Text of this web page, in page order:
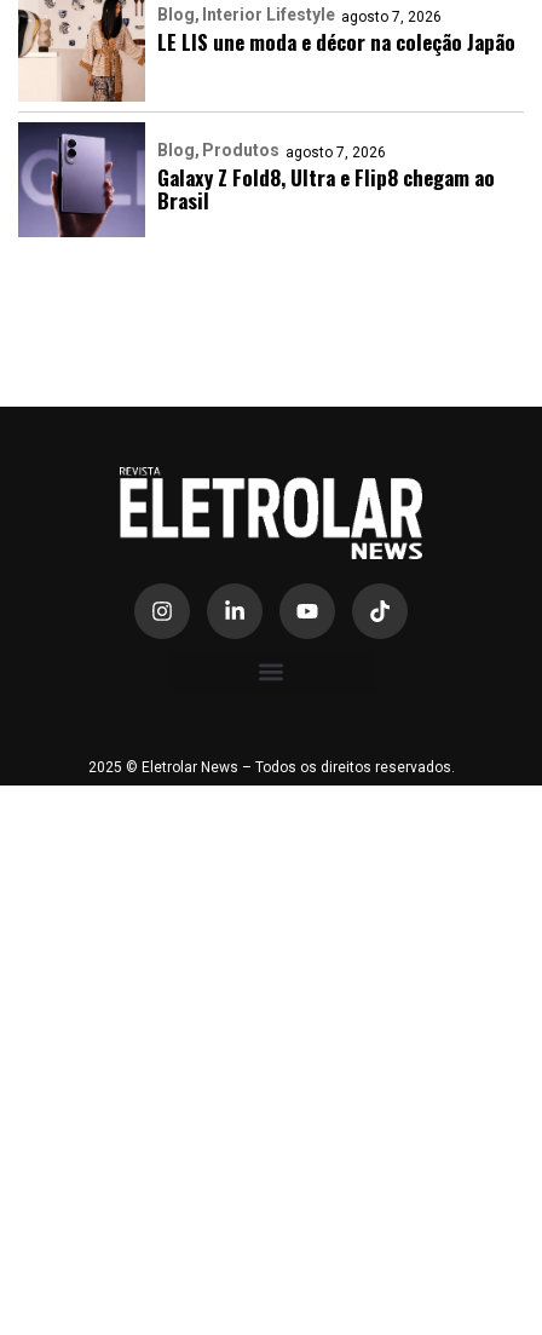
Blog Interior Lifestyle agosto 7, 2026
LE LIS une moda e décor na coleção Japão
Blog Produtos agosto 7, 2026
Galaxy Z Fold8, Ultra e Flip8 chegam ao
Brasil
2025 © Eletrolar News – Todos os direitos reservados.